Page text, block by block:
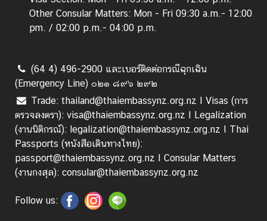
สุ
ล
i
s
a
/
C
o
n
s
l
Other Consular Matters: Mon - Fri 09:30 a.m.- 12:00
pm. / 02:00 p.m.- 04:00 p.m.
(64 4) 496-2900 และเบอร์ติดต่อกรณีฉุกเฉิน
(Emergency Line) ๐๒๑ ๘๙๖ ๒๙๒
Trade: thailand@thaiembassynz.org.nz I Visas (การ
ตรวจลงตรา): visa@thaiembassynz.org.nz I Legalization
(งานนิติกรณ์): legalization@thaiembassynz.org.nz I Thai
Passports (หนังสือเดินทางไทย):
passport@thaiembassynz.org.nz I Consular Matters
(งานกงสุล): consular@thaiembassynz.org.nz
Follow us: